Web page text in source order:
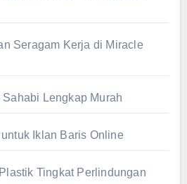
Seragam Kerja di Miracle
Lengkap Murah
Iklan Baris Online
Tingkat Perlindungan